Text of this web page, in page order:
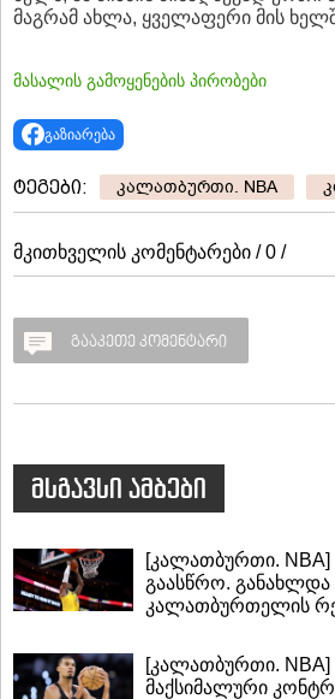
მაგრამ ახლა, ყველაფერი მის
მასალის გამოყენების პირობები
გაზიარება
ტეგები: კალათბურთი. NBA
მკითხველის კომენტარები / 0 /
გააკეთე კომენტარი
მსგავსი ამბები
[კალათბურთი.
გაასწრო. განახლდა
კალათბურთელის
[კალათბურთი. NBA]
მაქსიმალური